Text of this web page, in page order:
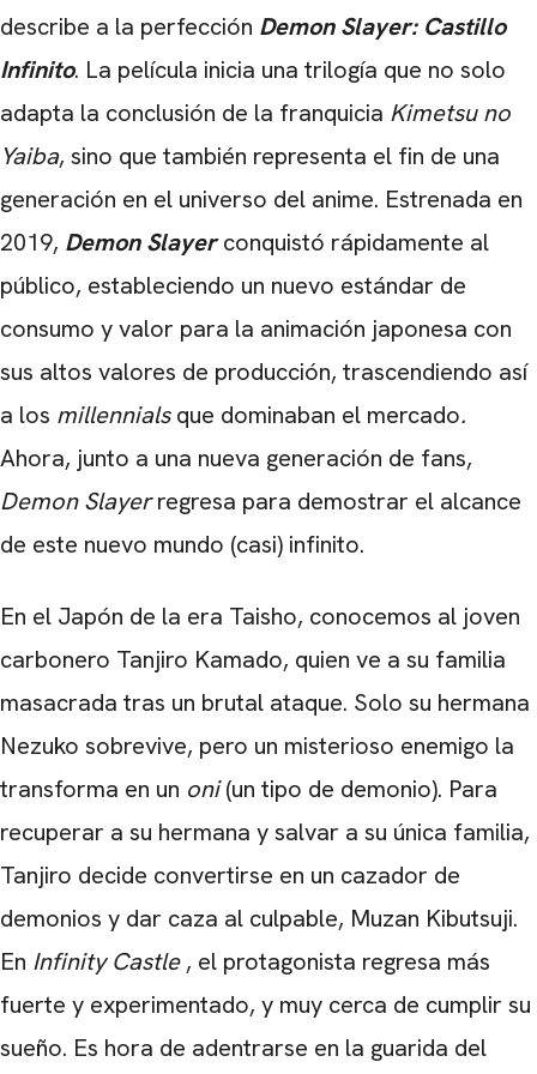
describe a la perfección Demon Slayer: Castillo
Infinito. La película inicia una trilogía que no solo
adapta la conclusión de la franquicia Kimetsu no
Yaiba, sino que también representa el fin de una
generación en el universo del anime. Estrenada en
2019, Demon Slayerconquistó rápidamente al
público, estableciendo un nuevo estándar de
consumo y valor para la animación japonesa con
sus altos valores de producción, trascendiendo así
a los millennialsque dominaban el mercado.
Ahora, junto a una nueva generación de fans,
Demon Slayerregresa para demostrar el alcance
de este nuevo mundo (casi) infinito.
En el Japón de la era Taisho, conocemos al joven
carbonero Tanjiro Kamado, quien ve a su familia
masacrada tras un brutal ataque. Solo su hermana
Nezuko sobrevive, pero un misterioso enemigo la
transforma en un oni(un tipo de demonio). Para
recuperar a su hermana y salvar a su única familia,
Tanjiro decide convertirse en un cazador de
demonios y dar caza al culpable, Muzan Kibutsuji.
En Infinity Castle, el protagonista regresa más
fuerte y experimentado, y muy cerca de cumplir su
sueño. Es hora de adentrarse en la guarida del